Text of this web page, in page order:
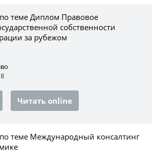
теме Диплом Правовое
собственности
за рубежом
Читать online
теме Международный консалтинг